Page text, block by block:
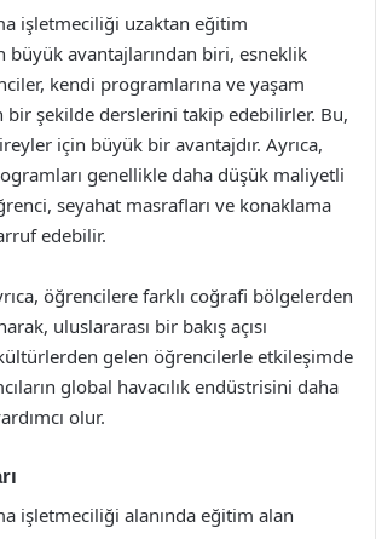
işletmeciliği uzaktan eğitim
büyük avantajlarından biri, esneklik
kendi programlarına ve yaşam
bir şekilde derslerini takip edebilirler. Bu,
için büyük bir avantajdır. Ayrıca,
genellikle daha düşük maliyetli
seyahat masrafları ve konaklama
edebilir.
öğrencilere farklı coğrafi bölgelerden
uluslararası bir bakış açısı
kültürlerden gelen öğrencilerle etkileşimde
global havacılık endüstrisini daha
olur.
işletmeciliği alanında eğitim alan